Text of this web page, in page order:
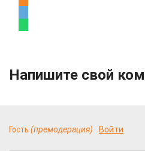
Напишите свой
Гость (премодерация) Войти